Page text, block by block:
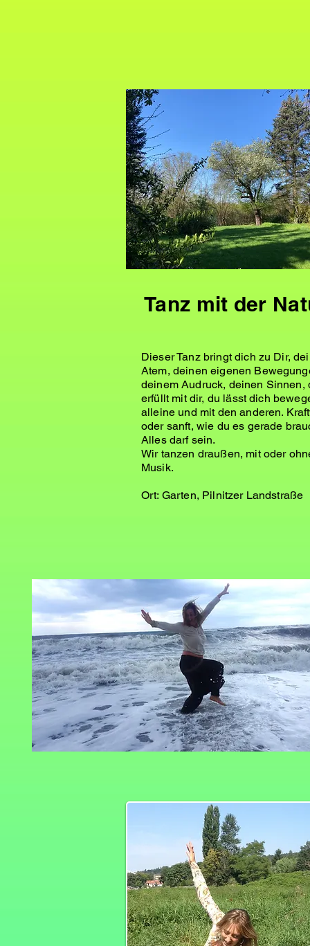
Tanz mit der
Dieser Tanz bringt dich zu Dir,
Atem, deinen eigenen
deinem Audruck, deinen Sinnen,
erfüllt mit dir, du lässt dich
alleine und mit den anderen.
oder sanft, wie du es gerade
Alles darf sein.
Wir tanzen draußen, mit oder
Musik.
Ort: Garten, Pilnitzer Landstraße